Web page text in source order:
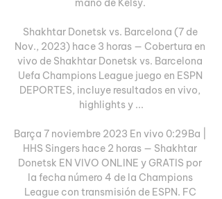
mano de Kelsy.
Shakhtar Donetsk vs. Barcelona (7 de
Nov., 2023) hace 3 horas — Cobertura en
vivo de Shakhtar Donetsk vs. Barcelona
Uefa Champions League juego en ESPN
DEPORTES, incluye resultados en vivo,
highlights y ...
Barça 7 noviembre 2023 En vivo 0:29Ba |
HHS Singers hace 2 horas — Shakhtar
Donetsk EN VIVO ONLINE y GRATIS por
la fecha número 4 de la Champions
League con transmisión de ESPN. FC